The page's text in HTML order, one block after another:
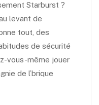
Starburst ?
levant de
tout, des
de sécurité
vous-même jouer
de l’brique